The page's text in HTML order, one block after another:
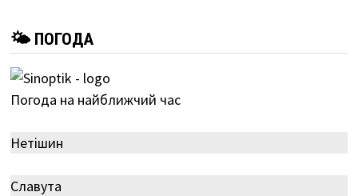
🌤 ПОГОДА
Погода на найближчий час
Нетішин
Славута